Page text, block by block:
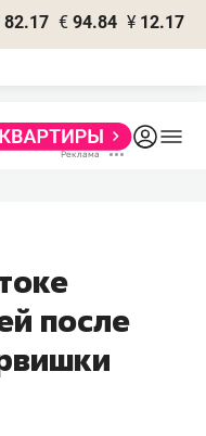
82.17 € 94.84 ¥ 12.17
после